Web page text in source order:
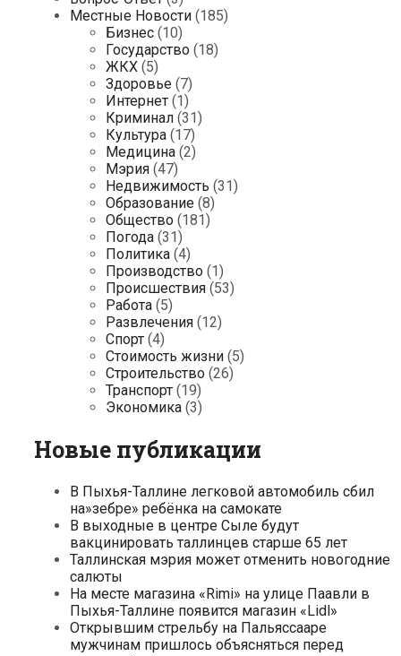
Местные Новости (185)
Бизнес (10)
Государство (18)
ЖКХ (5)
Здоровье (7)
Интернет (1)
Криминал (31)
Культура (17)
Медицина (2)
Мэрия (47)
Недвижимость (31)
Образование (8)
Общество (181)
Погода (31)
Политика (4)
Производство (1)
Происшествия (53)
Работа (5)
Развлечения (12)
Спорт (4)
Стоимость жизни (5)
Строительство (26)
Транспорт (19)
Экономика (3)
Новые публикации
В Пыхья-Таллине легковой автомобиль сбил
на»зебре» ребёнка на самокате
В выходные в центре Сыле будут
вакцинировать таллинцев старше 65 лет
Таллинская мэрия может отменить новогодние
салюты
На месте магазина «Rimi» на улице Паавли в
Пыхья-Таллине появится магазин «Lidl»
Открывшим стрельбу на Пальяссааре
мужчинам пришлось объясняться перед